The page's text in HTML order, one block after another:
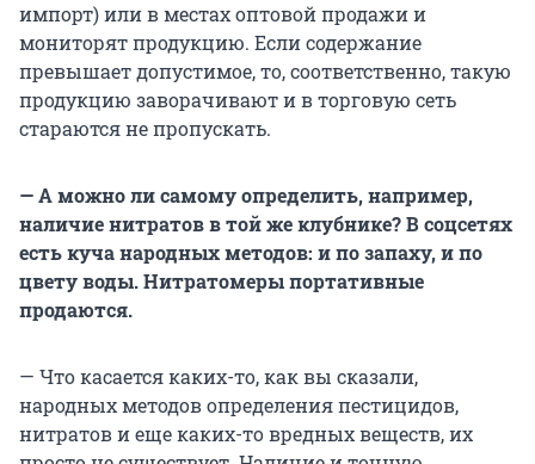
импорт) или в местах оптовой продажи и
мониторят продукцию. Если содержание
превышает допустимое, то, соответственно, такую
продукцию заворачивают и в торговую сеть
стараются не пропускать.
— А можно ли самому определить, например,
наличие нитратов в той же клубнике? В соцсетях
есть куча народных методов: и по запаху, и по
цвету воды. Нитратомеры портативные
продаются.
— Что касается каких-то, как вы сказали,
народных методов определения пестицидов,
нитратов и еще каких-то вредных веществ, их